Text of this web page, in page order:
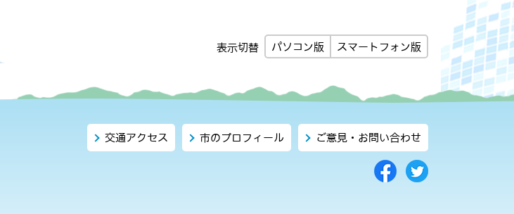
表示切替 パソコン版 スマートフォン版
交通アクセス 市のプロフィール ご意見・お問い合わせ